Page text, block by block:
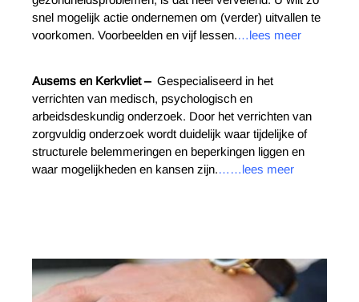
snel mogelijk actie ondernemen om (verder) uitvallen te
voorkomen. Voorbeelden en vijf lessen.…lees meer
Ausems en Kerkvliet – Gespecialiseerd in het
verrichten van medisch, psychologisch en
arbeidsdeskundig onderzoek. Door het verrichten van
zorgvuldig onderzoek wordt duidelijk waar tijdelijke of
structurele belemmeringen en beperkingen liggen en
waar mogelijkheden en kansen zijn.……lees meer